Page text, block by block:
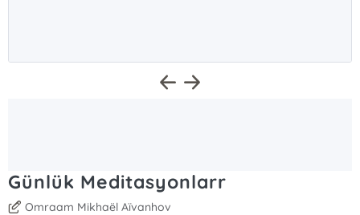
Günlük Meditasyonlarr
Omraam Mikhaël Aïvanhov